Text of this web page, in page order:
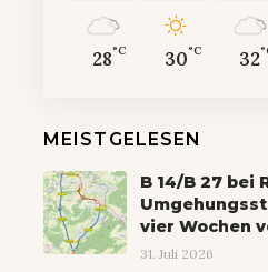
28°C 30°C 32
MEISTGELESEN
B 14/B 27 bei
vier Wochen
31. Juli 2026